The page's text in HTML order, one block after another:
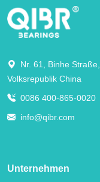
Nr. 61, Binhe
Volksrepublik China
0086 400-865-0020
info@qibr.com
Unternehmen